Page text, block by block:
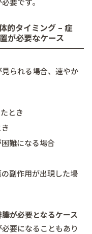
的タイミング – 症
が必要なケース
見られる場合、速やか
とき
難になる場合
副作用が出現した場
が必要となるケース
要になることもあり